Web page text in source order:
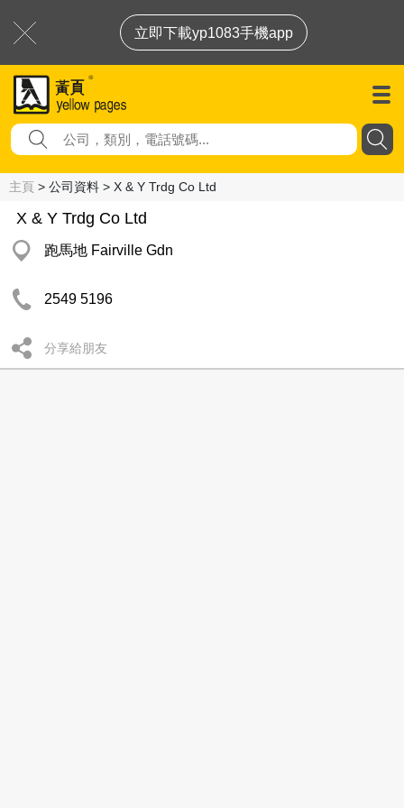
立即下載yp1083手機app
主頁 > 公司資料 > X & Y Trdg Co Ltd
X & Y Trdg Co Ltd
跑馬地 Fairville Gdn
2549 5196
分享給朋友